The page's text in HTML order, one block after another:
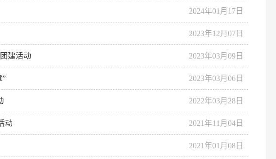
2024年01月17日
2023年12月07日
2023年03月09日
建活动
2023年03月06日
”
2022年03月28日
2021年11月04日
动
2021年01月08日